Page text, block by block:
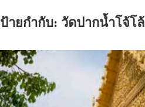
ป้ายกำกับ: วัดปากน้ำโจ้โล้